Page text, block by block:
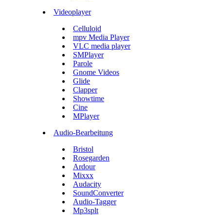
Videoplayer
Celluloid
mpv Media Player
VLC media player
SMPlayer
Parole
Gnome Videos
Glide
Clapper
Showtime
Cine
MPlayer
Audio-Bearbeitung
Bristol
Rosegarden
Ardour
Mixxx
Audacity
SoundConverter
Audio-Tagger
Mp3splt